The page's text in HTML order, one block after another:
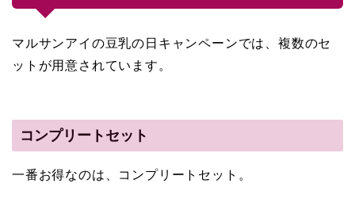
マルサンアイの豆乳の日キャンペーンでは、複数のセ
ットが用意されています。
コンプリートセット
一番お得なのは、コンプリートセット。